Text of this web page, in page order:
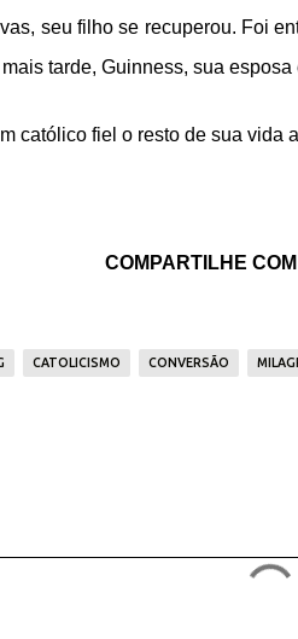
seu filho se recuperou. Foi
tarde, Guinness, sua
católico fiel o resto de sua vida
COMPARTILHE
CATOLICISMO CONVERSÃO